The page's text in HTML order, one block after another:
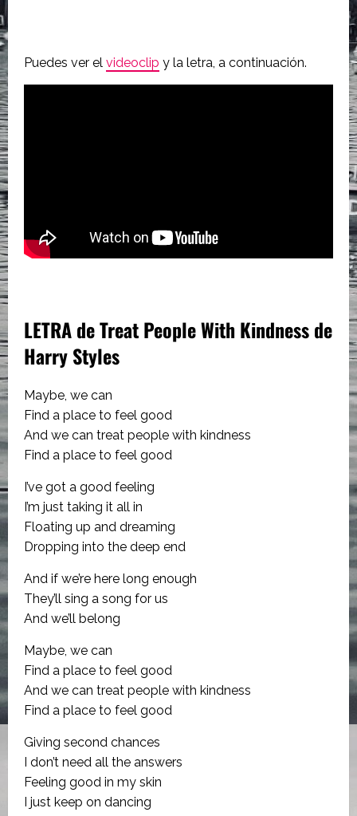
Puedes ver el videoclip y la letra, a continuación.
LETRA deTreat People With Kindness de
Harry Styles
Maybe, we can
Find a place to feel good
And we can treat people with kindness
Find a place to feel good
I’ve got a good feeling
I’m just taking it all in
Floating up and dreaming
Dropping into the deep end
And if we’re here long enough
They’ll sing a song for us
And we’ll belong
Maybe, we can
Find a place to feel good
And we can treat people with kindness
Find a place to feel good
Giving second chances
I don’t need all the answers
Feeling good in my skin
I just keep on dancing